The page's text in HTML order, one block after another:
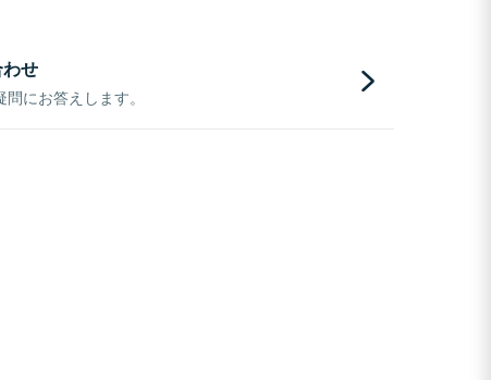
せ
にお答えします。